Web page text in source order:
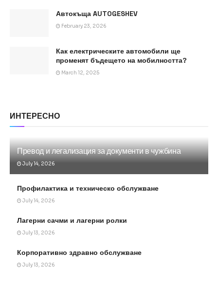
Автокъща AUTOGESHEV
February 23, 2026
Как електрическите автомобили ще
променят бъдещето на мобилността?
March 12, 2025
ИНТЕРЕСНО
Превод и легализация за документи в чужбина
July 14, 2026
Профилактика и техническо обслужване
July 14, 2026
Лагерни сачми и лагерни ролки
July 13, 2026
Корпоративно здравно обслужване
July 13, 2026